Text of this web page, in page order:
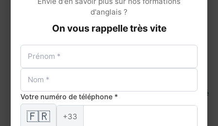
"I am committed to improving my health."
"I've decided, once and for all, to learn English
properly."—once and for allrenforce la définitivité
"This year, I'm going to make real changes."
d'anglais ?
On vous rappelle très vite
Votre numéro de téléphone *
🇫🇷 +33